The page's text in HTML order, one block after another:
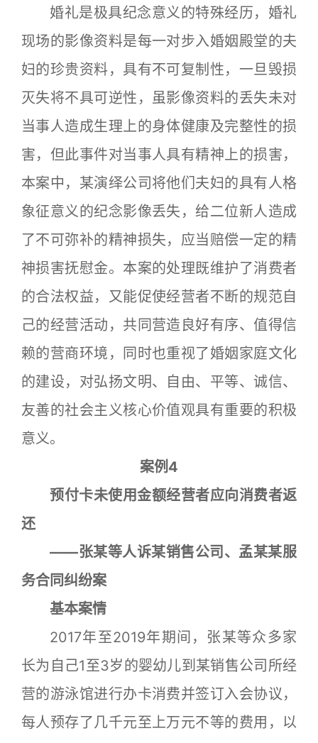
婚礼是极具纪念意义的特殊经历，婚礼
现场的影像资料是每一对步入婚姻殿堂的夫
妇的珍贵资料，具有不可复制性，一旦毁损
灭失将不具可逆性，虽影像资料的丢失未对
当事人造成生理上的身体健康及完整性的损
害，但此事件对当事人具有精神上的损害，
本案中，某演绎公司将他们夫妇的具有人格
象征意义的纪念影像丢失，给二位新人造成
了不可弥补的精神损失，应当赔偿一定的精
神损害抚慰金。本案的处理既维护了消费者
的合法权益，又能促使经营者不断的规范自
己的经营活动，共同营造良好有序、值得信
赖的营商环境，同时也重视了婚姻家庭文化
的建设，对弘扬文明、自由、平等、诚信、
友善的社会主义核心价值观具有重要的积极
意义。
案例4
预付卡未使用金额经营者应向消费者返
还
——张某等人诉某销售公司、孟某某服
务合同纠纷案
基本案情
2017年至2019年期间，张某等众多家
长为自己1至3岁的婴幼儿到某销售公司所经
营的游泳馆进行办卡消费并签订入会协议，
每人预存了几千元至上万元不等的费用，以